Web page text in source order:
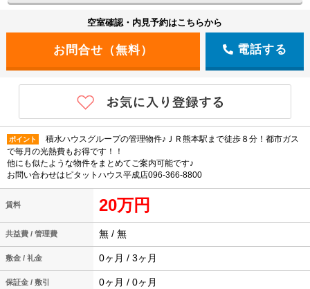
空室確認・内見予約はこちらから
電話する
ポイント
積水ハウスグループの管理物件♪ＪＲ熊本駅まで徒歩８分！都市ガス
で毎月の光熱費もお得です！！
他にも似たような物件をまとめてご案内可能です♪
お問い合わせはピタットハウス平成店096-366-8800
賃料 20万円
共益費 / 管理費 無 / 無
敷金 / 礼金 0ヶ月 / 3ヶ月
保証金 / 敷引 0ヶ月 / 0ヶ月